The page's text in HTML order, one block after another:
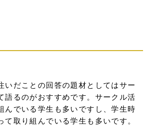
いだことの回答の題材としてはサー
語るのがおすすめです。サークル活
んでいる学生も多いですし、学生時
て取り組んでいる学生も多いです。